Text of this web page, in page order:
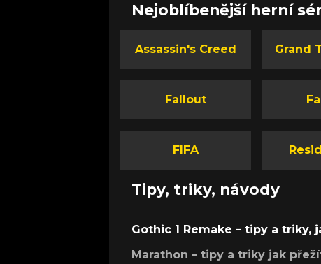
Nejoblíbenější herní
Assassin's Creed Grand
Fallout
FIFA
Tipy, triky, návody
Gothic 1 Remake – tipy a triky,
Marathon – tipy a triky jak